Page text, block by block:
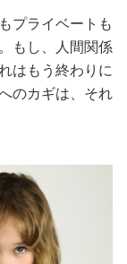
プライベートも
もし、人間関係
はもう終わりに
のカギは、それ